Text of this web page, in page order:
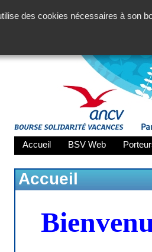
des cookies nécessaires à son
Accueil BSV Web
Accueil